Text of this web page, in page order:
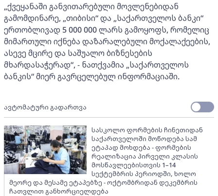
„ქვეყანაში განვითარებული მოვლენებიდან
გამომდინარე, „თიბისი“ და „საქართველოს ბანკი“
ერთობლივად 5 000 000 ლარს გამოყოფს, რომელიც
მიმართული იქნება დაზარალებული მოქალაქეების,
ასევე მცირე და საშუალო ბიზნესების
მხარდასაჭერად“, - ნათქვამია „საქართველოს
ბანკის“ მიერ გავრცელებულ ინფორმაციაში.
ავტომატური გადართვა
სასკოლო ფორმების ჩინეთიდან
საქართველოში მოწოდება სამ
ეტაპად მოხდება - ფორმების
რეალიზაცია პირველი კლასის
მოსწავლეებისთვის 1–14
სექტემბრის პერიოდში, ხოლო
მეორე და მესამე ეტაპებზე - ოქტომბრიდან დეკემბრის
ჩათვლით განხორციელდება